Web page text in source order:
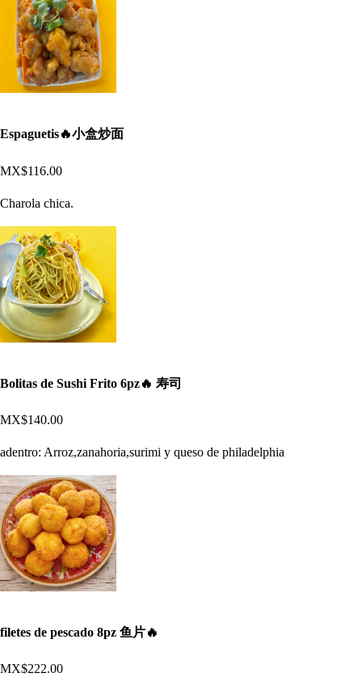
Espaguetis🔥小盒炒面
MX$116.00
Charola chica.
Bolitas de Sushi Frito 6pz🔥 寿司
MX$140.00
adentro: Arroz,zanahoria,surimi y queso de philadelphia
filetes de pescado 8pz 鱼片🔥
MX$222.00